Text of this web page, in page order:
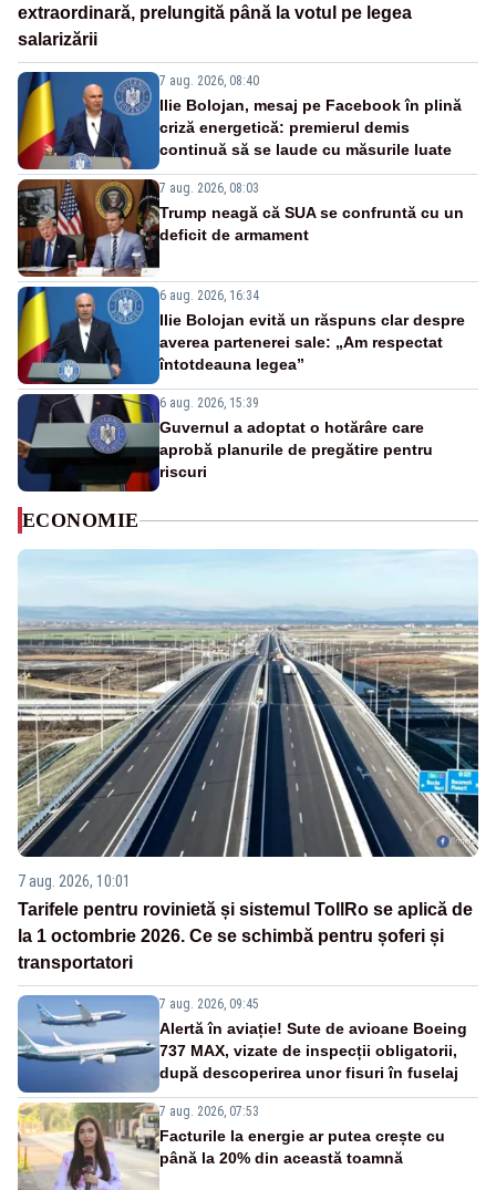
extraordinară, prelungită până la votul pe legea
salarizării
7 aug. 2026, 08:40
Ilie Bolojan, mesaj pe Facebook în plină
criză energetică: premierul demis
continuă să se laude cu măsurile luate
7 aug. 2026, 08:03
Trump neagă că SUA se confruntă cu un
deficit de armament
6 aug. 2026, 16:34
Ilie Bolojan evită un răspuns clar despre
averea partenerei sale: „Am respectat
întotdeauna legea”
6 aug. 2026, 15:39
Guvernul a adoptat o hotărâre care
aprobă planurile de pregătire pentru
riscuri
ECONOMIE
7 aug. 2026, 10:01
Tarifele pentru rovinietă și sistemul TollRo se aplică de
la 1 octombrie 2026. Ce se schimbă pentru șoferi și
transportatori
7 aug. 2026, 09:45
Alertă în aviație! Sute de avioane Boeing
737 MAX, vizate de inspecții obligatorii,
după descoperirea unor fisuri în fuselaj
7 aug. 2026, 07:53
Facturile la energie ar putea crește cu
până la 20% din această toamnă